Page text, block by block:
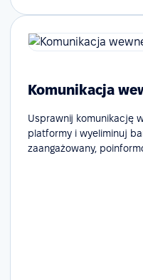
Komunikacja
Usprawnij komunikację
platformy i wyeliminuj
zaangażowany,